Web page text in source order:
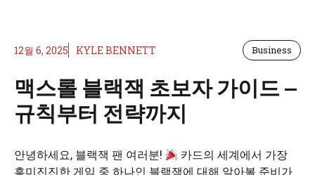
12월 6, 2025 KYLE BENNETT Business
맥스롤 블랙잭 초보자 가이드 —
규칙부터 전략까지
안녕하세요, 블랙잭 팬 여러분!
카드의 세계에서 가장
흥미진진한 게임 중 하나인 블랙잭에 대해 알아볼 준비가